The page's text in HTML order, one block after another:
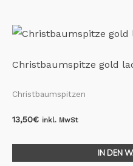
Christbaumspitze gold
Christbaumspitzen
13,50€ inkl. MwSt
IN DEN